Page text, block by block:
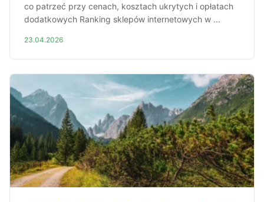
co patrzeć przy cenach, kosztach ukrytych i opłatach
dodatkowych Ranking sklepów internetowych w ...
23.04.2026